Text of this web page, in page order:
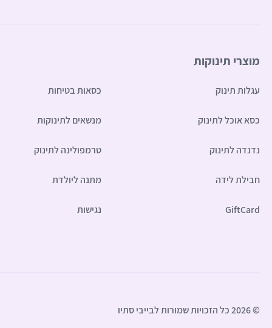
מוצרי תינוקות
עגלות תינוק כסאות בטיחות
כסא אוכל לתינוק מנשאים לתינוקות
נדנדה לתינוק טרמפולינה לתינוק
חבילת לידה מתנה ליולדת
GiftCard נגישות
© 2026 כל הזכויות שמורות לבייבי סתיו